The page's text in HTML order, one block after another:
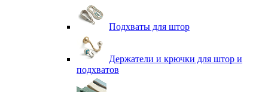
Подхваты для штор
Держатели и крючки для штор и
подхватов